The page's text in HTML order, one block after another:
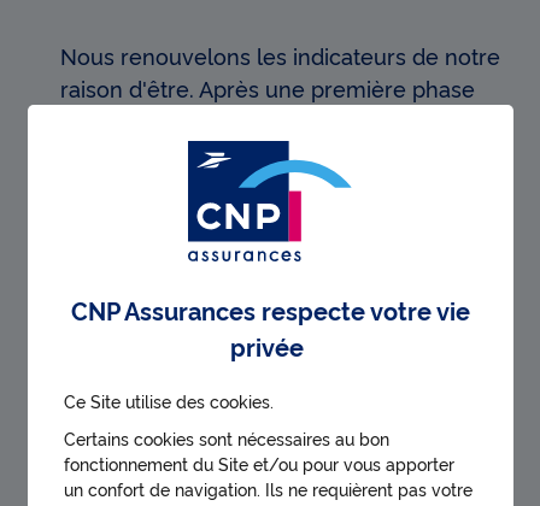
Nous renouvelons les indicateurs de notre
raison d'être. Après une première phase
pouvez lire les résultats ci-dessous à fin
2025, nous entamons un deuxième cycle.
Nous proposons 15 indicateurs
2026-2030. Ils permettront de renforcer
l'engagement du groupe CNP Assurances
Pour en savoir plus, télécharger notre
tableau qui détaille chacun des indicateurs
CNP Assurances respecte votre vie
privée
Ce Site utilise des cookies.
Certains cookies sont nécessaires au bon
fonctionnement du Site et/ou pour vous apporter
un confort de navigation. Ils ne requièrent pas votre